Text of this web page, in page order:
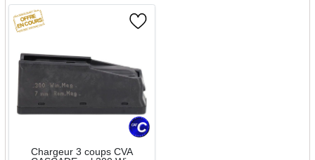
Chargeur 3 coups CVA